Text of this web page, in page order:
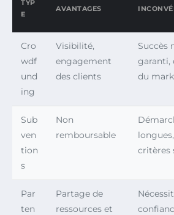
TYP
E
AVANTAGES
Cro
wdf
und
ing
Visibilité,
engagement
des clients
Succès
garanti,
du
Sub
ven
tion
s
Non
remboursable
longues,
critères
Par
ten
Partage de
ressources et